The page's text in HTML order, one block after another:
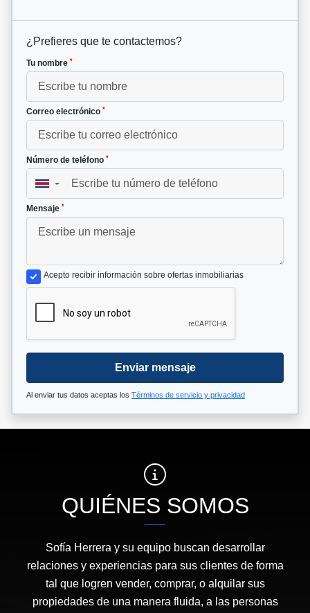
¿Prefieres que te contactemos?
Tu nombre *
Correo electrónico *
Número de teléfono *
▼
Mensaje *
Acepto recibir información sobre ofertas inmobiliarias
Enviar mensaje
Al enviar tus datos aceptas los Términos de servicio y privacidad
QUIÉNES SOMOS
Sofía Herrera y su equipo buscan desarrollar
relaciones y experiencias para sus clientes de forma
tal que logren vender, comprar, o alquilar sus
propiedades de una manera fluida, a las personas